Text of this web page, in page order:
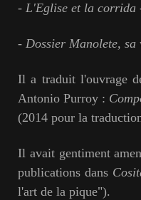
- L'Eglise et la corrida
- Dossier Manolete, sa
Il a traduit l'ouvrage
Antonio Purroy :
(2014 pour la
Il avait gentiment
publications dans
l'art de la pique").